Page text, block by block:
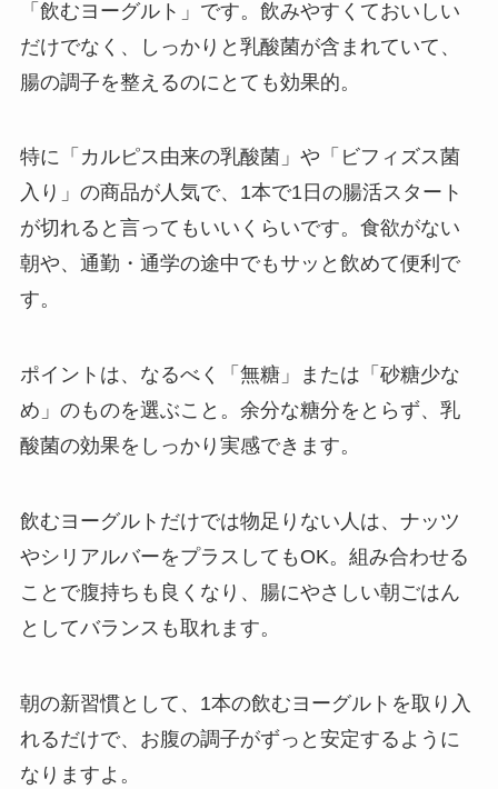
「飲むヨーグルト」です。飲みやすくておいしい
だけでなく、しっかりと乳酸菌が含まれていて、
腸の調子を整えるのにとても効果的。
特に「カルピス由来の乳酸菌」や「ビフィズス菌
入り」の商品が人気で、1本で1日の腸活スタート
が切れると言ってもいいくらいです。食欲がない
朝や、通勤・通学の途中でもサッと飲めて便利で
す。
ポイントは、なるべく「無糖」または「砂糖少な
め」のものを選ぶこと。余分な糖分をとらず、乳
酸菌の効果をしっかり実感できます。
飲むヨーグルトだけでは物足りない人は、ナッツ
やシリアルバーをプラスしてもOK。組み合わせる
ことで腹持ちも良くなり、腸にやさしい朝ごはん
としてバランスも取れます。
朝の新習慣として、1本の飲むヨーグルトを取り入
れるだけで、お腹の調子がずっと安定するように
なりますよ。